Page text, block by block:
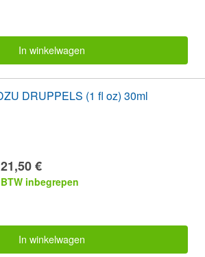
In winkelwagen
DRUPPELS (1 fl oz) 30ml
21,50 €
BTW inbegrepen
In winkelwagen